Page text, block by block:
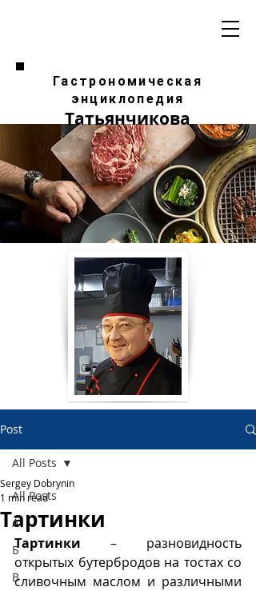
Гастрономическая
энциклопедия
Татьянчикова
Post
All Posts
А
Б
В
All Posts
Тартинки
Sergey Dobrynin
1 min read
Тартинки – разновидность
открытых бутербродов на тостах со
сливочным маслом и различными